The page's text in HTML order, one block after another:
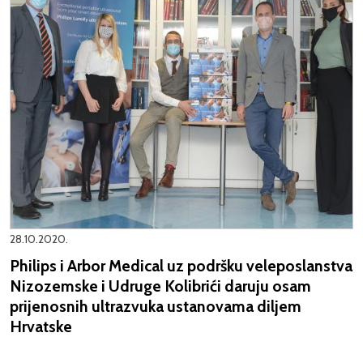
28.10.2020.
Philips i Arbor Medical uz podršku veleposlanstva
Nizozemske i Udruge Kolibrići daruju osam
prijenosnih ultrazvuka ustanovama diljem
Hrvatske